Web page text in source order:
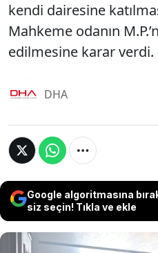
kendi dairesine
Mahkeme odanın
edilmesine karar verdi.
DHA
Google algoritmasına
siz seçin! Tıkla ve ekle